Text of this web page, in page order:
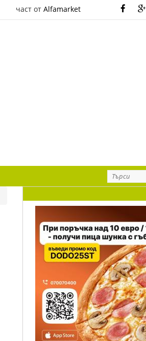
част от Alfamarket